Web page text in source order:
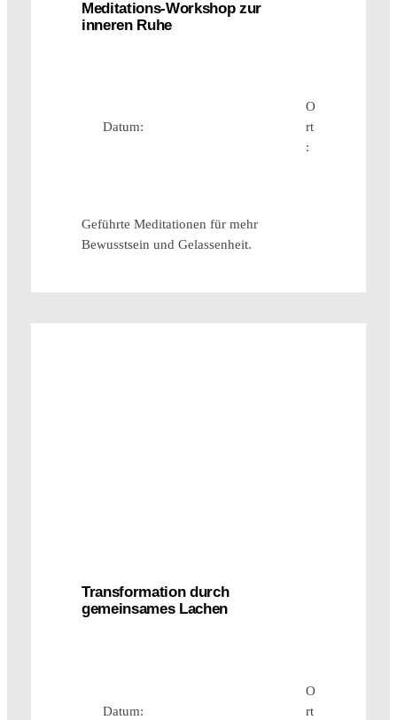
Meditations-Workshop zur
inneren Ruhe
Datum:
O
rt
:
Geführte Meditationen für mehr
Bewusstsein und Gelassenheit.
Transformation durch
gemeinsames Lachen
Datum:
O
rt